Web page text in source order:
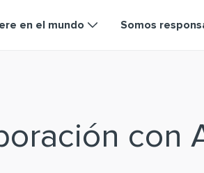
en el mundo Somos
con